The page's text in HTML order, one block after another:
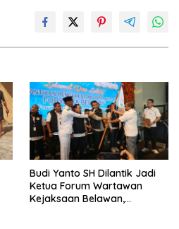
Budi Yanto SH Dilantik Jadi
Ketua Forum Wartawan
Kejaksaan Belawan,